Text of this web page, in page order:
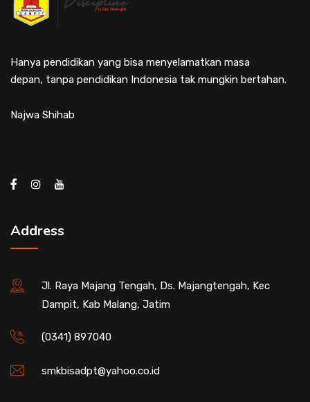
Hanya pendidikan yang bisa menyelamatkan masa
depan, tanpa pendidikan Indonesia tak mungkin bertahan.
Najwa Shihab
Address
Jl. Raya Majang Tengah, Ds. Majangtengah, Kec
Dampit, Kab Malang, Jatim
(0341) 897040
smkbisadpt@yahoo.co.id